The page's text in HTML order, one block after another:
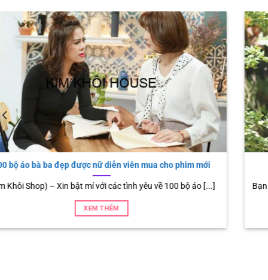
Áo bà ba kiểu cho người thế kỷ 21
Bạn chọn áo bà ba truyền thống hay áo bà ba kiểu, áo bà ba [...]